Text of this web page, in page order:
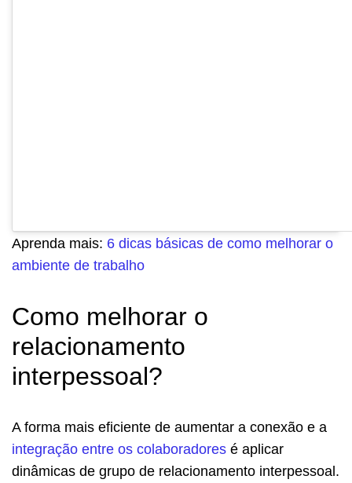
Aprenda mais: 6 dicas básicas de como melhorar o
ambiente de trabalho
Como melhorar o
relacionamento
interpessoal?
A forma mais eficiente de aumentar a conexão e a
integração entre os colaboradores é aplicar
dinâmicas de grupo de relacionamento interpessoal.